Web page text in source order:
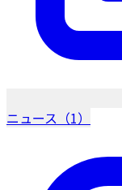
ニュース（1）